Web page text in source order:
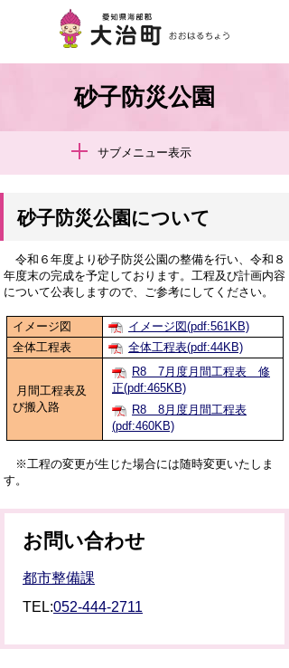
砂子防災公園
サブメニュー表示
砂子防災公園について
令和６年度より砂子防災公園の整備を行い、令和８
年度末の完成を予定しております。工程及び計画内容
について公表しますので、ご参考にしてください。
イメージ図
イメージ図(pdf:561KB)
全体工程表
全体工程表(pdf:44KB)
月間工程表及
び搬入路
R8 7月度月間工程表 修
正(pdf:465KB)
R8 8月度月間工程表
(pdf:460KB)
※工程の変更が生じた場合には随時変更いたしま
す。
お問い合わせ
都市整備課
TEL:052-444-2711